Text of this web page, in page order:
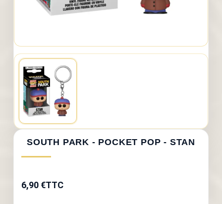
SOUTH PARK - POCKET POP - STAN
6,90 €TTC